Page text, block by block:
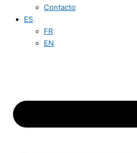
Contacto
ES
FR
EN